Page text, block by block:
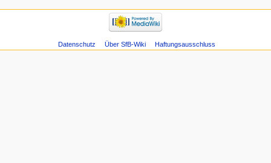
Datenschutz Über SfB-Wiki Haftungsausschluss